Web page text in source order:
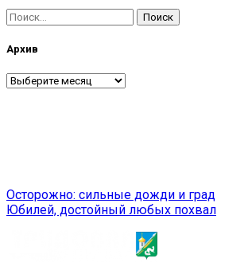
Найти:
Архив
Архив
Навигация
по
Осторожно: сильные дожди и град
Юбилей, достойный любых похвал